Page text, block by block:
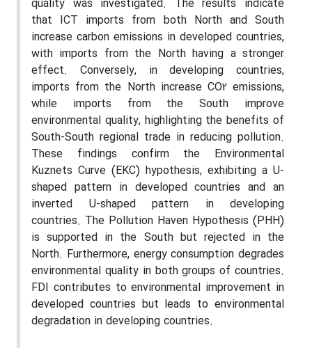
quality was investigated. The results indicate
that ICT imports from both North and South
increase carbon emissions in developed countries,
with imports from the North having a stronger
effect. Conversely, in developing countries,
imports from the North increase CO2 emissions,
while imports from the South improve
environmental quality, highlighting the benefits of
South-South regional trade in reducing pollution.
These findings confirm the Environmental
Kuznets Curve (EKC) hypothesis, exhibiting a U-
shaped pattern in developed countries and an
inverted U-shaped pattern in developing
countries. The Pollution Haven Hypothesis (PHH)
is supported in the South but rejected in the
North. Furthermore, energy consumption degrades
environmental quality in both groups of countries.
FDI contributes to environmental improvement in
developed countries but leads to environmental
degradation in developing countries.